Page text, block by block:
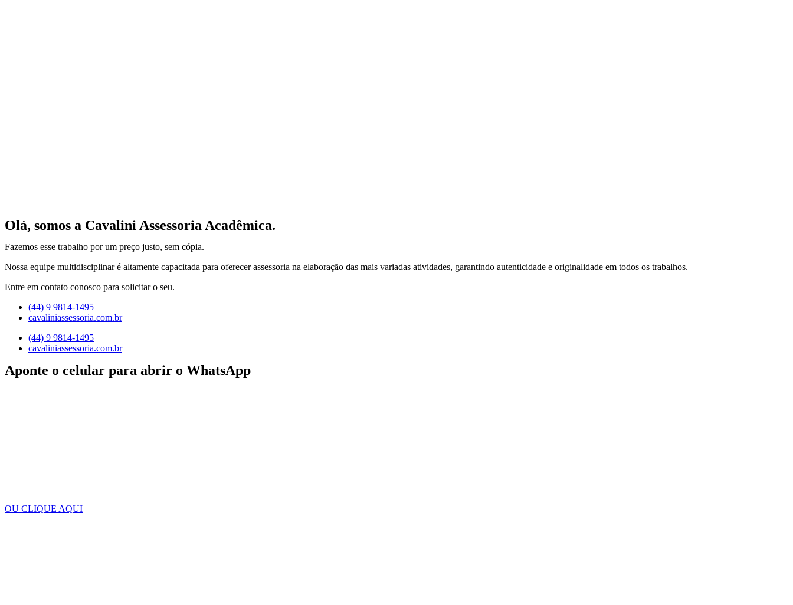
Olá, somos a Cavalini Assessoria Acadêmica.
Fazemos esse trabalho por um preço justo, sem cópia.
Nossa equipe multidisciplinar é altamente capacitada para oferecer assessoria na elaboração das mais variadas atividades, garantindo autenticidade e originalidade em todos os trabalhos.
Entre em contato conosco para solicitar o seu.
(44) 9 9814-1495
cavaliniassessoria.com.br
(44) 9 9814-1495
cavaliniassessoria.com.br
Aponte o celular para abrir o WhatsApp
OU CLIQUE AQUI